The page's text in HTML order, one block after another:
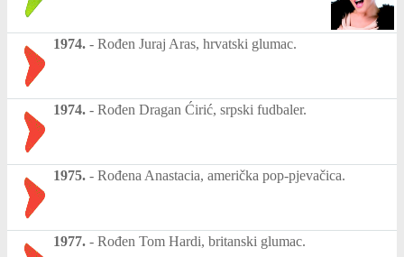
1974. - Rođen Juraj Aras, hrvatski glumac.
1974. - Rođen Dragan Ćirić, srpski fudbaler.
1975. - Rođena Anastacia, američka pop-pjevačica.
1977. - Rođen Tom Hardi, britanski glumac.